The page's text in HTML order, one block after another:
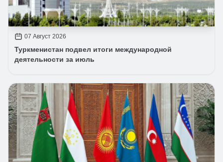
07 Август 2026
Туркменистан подвел итоги международной
деятельности за июль